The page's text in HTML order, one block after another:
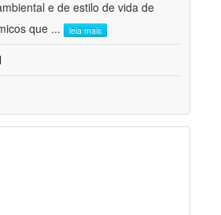
e de estilo de vida de
que ... leia mais